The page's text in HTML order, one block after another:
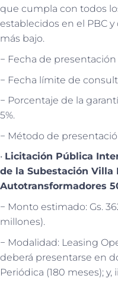
que cumpla con todos
establecidos en el PBC
más bajo.
− Fecha de
− Fecha límite de
− Porcentaje de la
5%.
− Método de
• Licitación Pública
de la Subestación Villa
Autotransformadores
− Monto estimado: Gs.
millones).
− Modalidad: Leasing
deberá presentarse en
Periódica (180 meses); y,